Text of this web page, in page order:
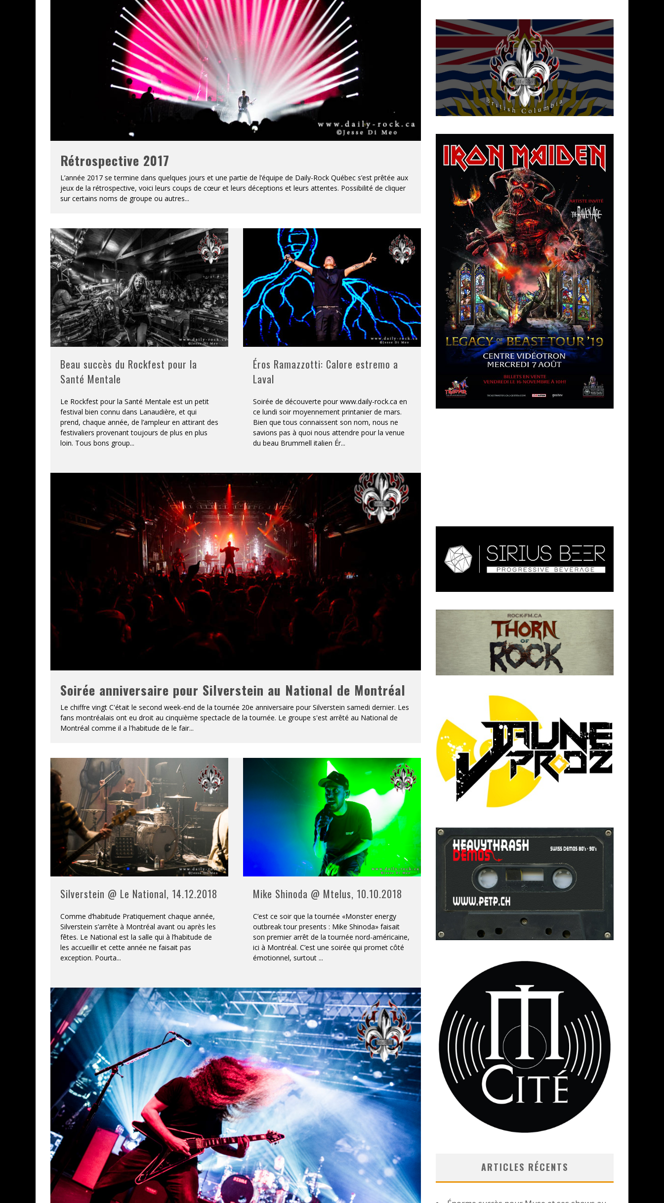
Rétrospective 2017
L’année 2017 se termine dans quelques jours et une partie de l’équipe de Daily-Rock Québec s’est prêtée aux
jeux de la rétrospective, voici leurs coups de cœur et leurs déceptions et leurs attentes. Possibilité de cliquer
sur certains noms de groupe ou autres...
Beau succès du Rockfest pour la
Santé Mentale
Le Rockfest pour la Santé Mentale est un petit
festival bien connu dans Lanaudière, et qui
prend, chaque année, de l’ampleur en attirant des
festivaliers provenant toujours de plus en plus
loin. Tous bons group...
Éros Ramazzotti: Calore estremo a
Laval
Soirée de découverte pour www.daily-rock.ca en
ce lundi soir moyennement printanier de mars.
Bien que tous connaissent son nom, nous ne
savions pas à quoi nous attendre pour la venue
du beau Brummell italien Ér...
Soirée anniversaire pour Silverstein au National de Montréal
Le chiffre vingt C'était le second week-end de la tournée 20e anniversaire pour Silverstein samedi dernier. Les
fans montréalais ont eu droit au cinquième spectacle de la tournée. Le groupe s'est arrêté au National de
Montréal comme il a l'habitude de le fair...
Silverstein @ Le National, 14.12.2018
Comme d’habitude Pratiquement chaque année,
Silverstein s’arrête à Montréal avant ou après les
fêtes. Le National est la salle qui à l’habitude de
les accueillir et cette année ne faisait pas
exception. Pourta...
Mike Shinoda @ Mtelus, 10.10.2018
C’est ce soir que la tournée «Monster energy
outbreak tour presents : Mike Shinoda» faisait
son premier arrêt de la tournée nord-américaine,
ici à Montréal. C’est une soirée qui promet côté
émotionnel, surtout ...
ARTICLES RÉCENTS